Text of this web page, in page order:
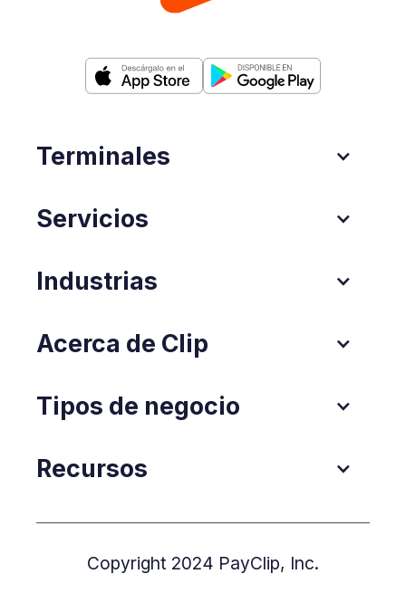
Terminales
Servicios
Industrias
Acerca de Clip
Tipos de negocio
Recursos
Copyright 2024 PayClip, Inc.